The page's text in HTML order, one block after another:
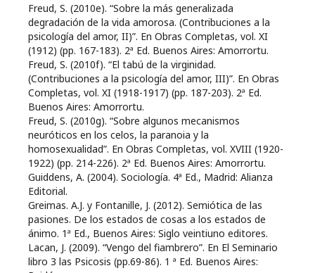
Freud, S. (2010e). “Sobre la más generalizada
degradación de la vida amorosa. (Contribuciones a la
psicología del amor, II)”. En Obras Completas, vol. XI
(1912) (pp. 167-183). 2ª Ed. Buenos Aires: Amorrortu.
Freud, S. (2010f). “El tabú de la virginidad.
(Contribuciones a la psicología del amor, III)”. En Obras
Completas, vol. XI (1918-1917) (pp. 187-203). 2ª Ed.
Buenos Aires: Amorrortu.
Freud, S. (2010g). “Sobre algunos mecanismos
neuróticos en los celos, la paranoia y la
homosexualidad”. En Obras Completas, vol. XVIII (1920-
1922) (pp. 214-226). 2ª Ed. Buenos Aires: Amorrortu.
Guiddens, A. (2004). Sociología. 4ª Ed., Madrid: Alianza
Editorial.
Greimas. A.J. y Fontanille, J. (2012). Semiótica de las
pasiones. De los estados de cosas a los estados de
ánimo. 1ª Ed., Buenos Aires: Siglo veintiuno editores.
Lacan, J. (2009). “Vengo del fiambrero”. En El Seminario
libro 3 las Psicosis (pp.69-86). 1 ª Ed. Buenos Aires: